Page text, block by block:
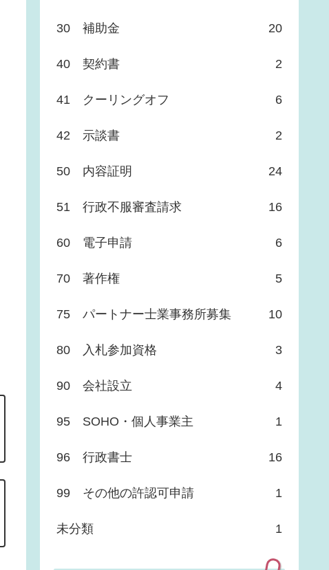
30 補助金 20
40 契約書 2
41 クーリングオフ 6
42 示談書 2
50 内容証明 24
51 行政不服審査請求 16
60 電子申請 6
70 著作権 5
75 パートナー士業事務所募集 10
80 入札参加資格 3
90 会社設立 4
95 SOHO・個人事業主 1
96 行政書士 16
99 その他の許認可申請 1
未分類 1